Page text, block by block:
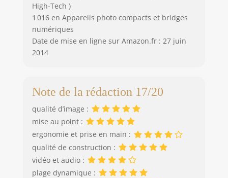
High-Tech )
1 016 en Appareils photo compacts et bridges
numériques
Date de mise en ligne sur Amazon.fr : 27 juin
2014
Note de la rédaction 17/20
qualité d’image :
mise au point :
ergonomie et prise en main :
qualité de construction :
vidéo et audio :
plage dynamique :